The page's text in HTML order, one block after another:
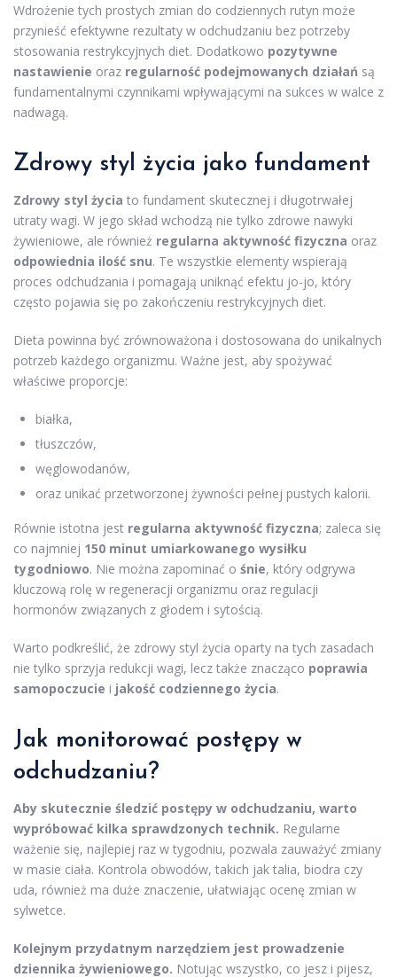
Wdrożenie tych prostych zmian do codziennych rutyn może
przynieść efektywne rezultaty w odchudzaniu bez potrzeby
stosowania restrykcyjnych diet. Dodatkowo pozytywne
nastawienie oraz regularność podejmowanych działań są
fundamentalnymi czynnikami wpływającymi na sukces w walce z
nadwagą.
Zdrowy styl życia jako fundament
Zdrowy styl życia to fundament skutecznej i długotrwałej
utraty wagi. W jego skład wchodzą nie tylko zdrowe nawyki
żywieniowe, ale również regularna aktywność fizyczna oraz
odpowiednia ilość snu. Te wszystkie elementy wspierają
proces odchudzania i pomagają uniknąć efektu jo-jo, który
często pojawia się po zakończeniu restrykcyjnych diet.
Dieta powinna być zrównoważona i dostosowana do unikalnych
potrzeb każdego organizmu. Ważne jest, aby spożywać
właściwe proporcje:
białka,
tłuszczów,
węglowodanów,
oraz unikać przetworzonej żywności pełnej pustych kalorii.
Równie istotna jest regularna aktywność fizyczna; zaleca się
co najmniej 150 minut umiarkowanego wysiłku
tygodniowo. Nie można zapominać o śnie, który odgrywa
kluczową rolę w regeneracji organizmu oraz regulacji
hormonów związanych z głodem i sytością.
Warto podkreślić, że zdrowy styl życia oparty na tych zasadach
nie tylko sprzyja redukcji wagi, lecz także znacząco poprawia
samopoczucie i jakość codziennego życia.
Jak monitorować postępy w
odchudzaniu?
Aby skutecznie śledzić postępy w odchudzaniu, warto
wypróbować kilka sprawdzonych technik. Regularne
ważenie się, najlepiej raz w tygodniu, pozwala zauważyć zmiany
w masie ciała. Kontrola obwodów, takich jak talia, biodra czy
uda, również ma duże znaczenie, ułatwiając ocenę zmian w
sylwetce.
Kolejnym przydatnym narzędziem jest prowadzenie
dziennika żywieniowego. Notując wszystko, co jesz i pijesz,